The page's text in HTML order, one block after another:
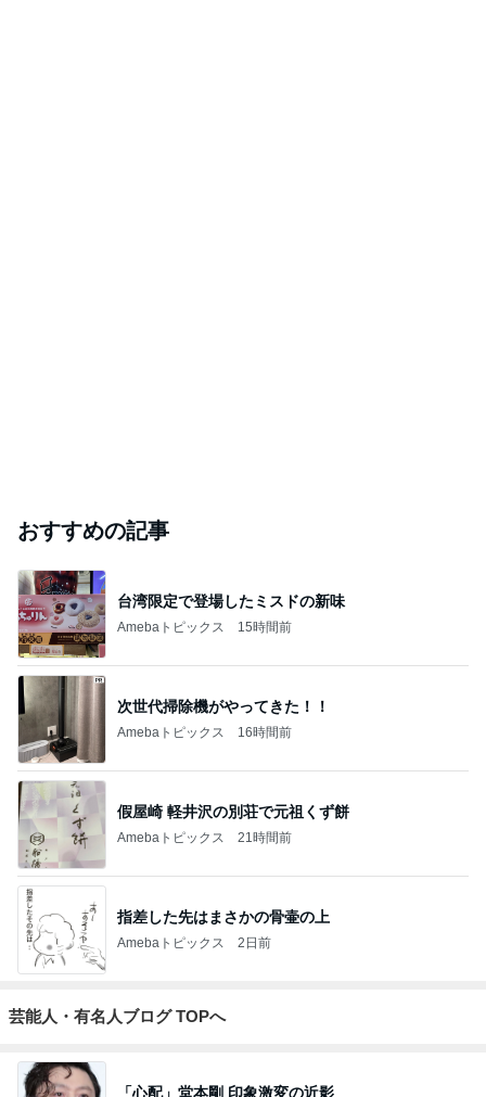
おすすめの記事
台湾限定で登場したミスドの新味
Amebaトピックス 15時間前
次世代掃除機がやってきた！！
Amebaトピックス 16時間前
假屋崎 軽井沢の別荘で元祖くず餅
Amebaトピックス 21時間前
指差した先はまさかの骨壷の上
Amebaトピックス 2日前
芸能人・有名人ブログ TOPへ
「心配」堂本剛 印象激変の近影